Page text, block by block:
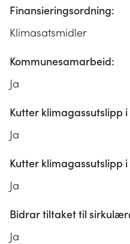
Finansieringsordning:
Klimasatsmidler
Kommunesamarbeid:
Ja
Kutter klimagassutslipp
Ja
Kutter klimagassutslipp
Ja
Bidrar tiltaket til
Ja